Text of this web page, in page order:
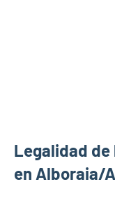
Legalidad
en Alboraia/